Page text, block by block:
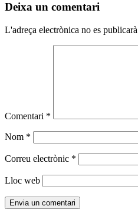
Deixa un comentari
L'adreça electrònica no es
Comentari *
Nom *
Correu electrònic *
Lloc web